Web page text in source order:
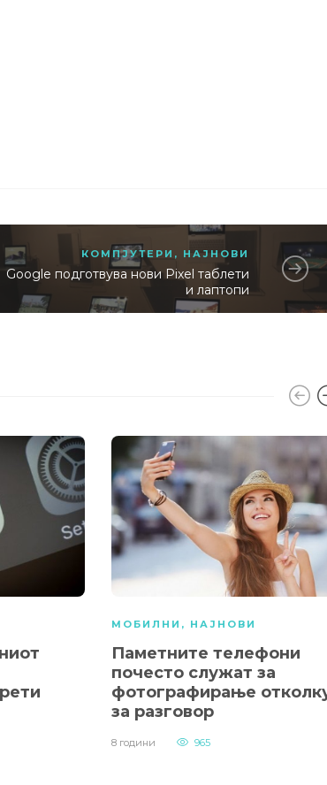
КОМПЈУТЕРИ , НАЈНОВИ
Google подготвува нови Pixel таблети
и лаптопи
МОБИЛНИ , НАЈНОВИ
Паметните телефони
почесто служат за
фотографирање
за разговор
8 години 965